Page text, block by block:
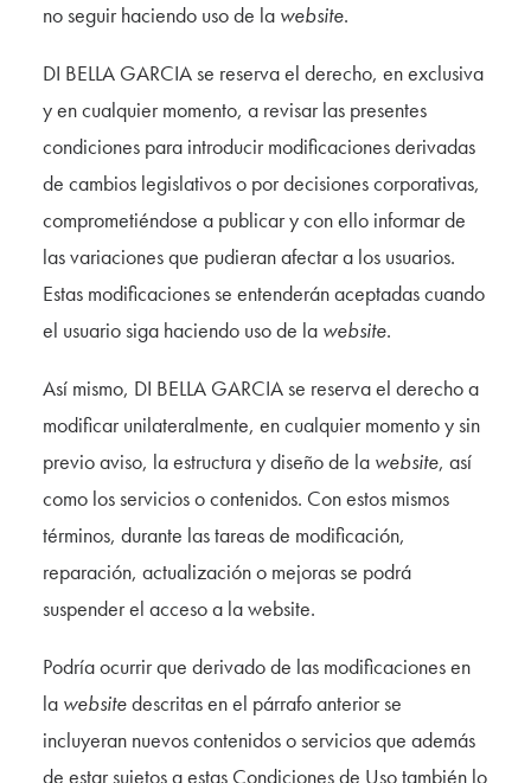
no seguir haciendo uso de la website.
DI BELLA GARCIA se reserva el derecho, en exclusiva
y en cualquier momento, a revisar las presentes
condiciones para introducir modificaciones derivadas
de cambios legislativos o por decisiones corporativas,
comprometiéndose a publicar y con ello informar de
las variaciones que pudieran afectar a los usuarios.
Estas modificaciones se entenderán aceptadas cuando
el usuario siga haciendo uso de la website.
Así mismo, DI BELLA GARCIA se reserva el derecho a
modificar unilateralmente, en cualquier momento y sin
previo aviso, la estructura y diseño de la website, así
como los servicios o contenidos. Con estos mismos
términos, durante las tareas de modificación,
reparación, actualización o mejoras se podrá
suspender el acceso a la website.
Podría ocurrir que derivado de las modificaciones en
la websitedescritas en el párrafo anterior se
incluyeran nuevos contenidos o servicios que además
de estar sujetos a estas Condiciones de Uso también lo